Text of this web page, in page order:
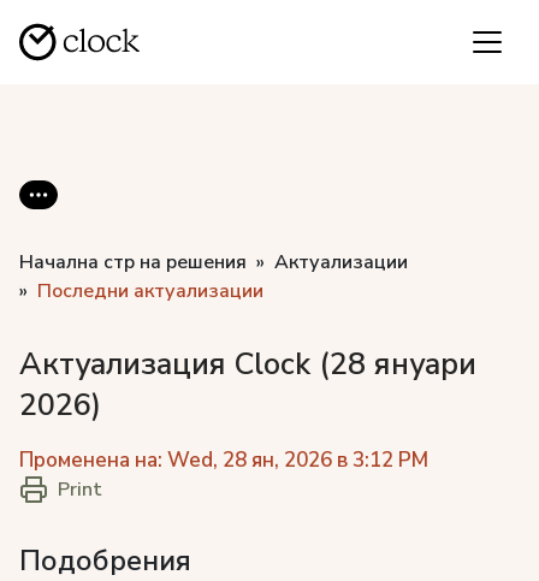
Начална стр на решения
Актуализации
Последни актуализации
Актуализация Clock (28 януари
2026)
Променена на: Wed, 28 ян, 2026 в 3:12 PM
Print
Подобрения